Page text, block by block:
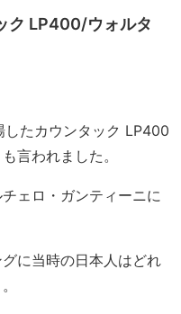
ク LP400/ウォルタ
したカウンタック LP400
言われました。
ェロ・ガンティーニに
に当時の日本人はどれ